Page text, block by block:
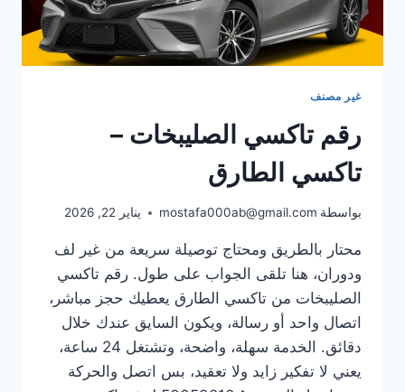
غير مصنف
رقم تاكسي الصليبخات –
تاكسي الطارق
بواسطة mostafa000ab@gmail.com يناير 22, 2026
محتار بالطريق ومحتاج توصيلة سريعة من غير لف
ودوران، هنا تلقى الجواب على طول. رقم تاكسي
الصليبخات من تاكسي الطارق يعطيك حجز مباشر،
اتصال واحد أو رسالة، ويكون السايق عندك خلال
دقائق. الخدمة سهلة، واضحة، وتشتغل 24 ساعة،
يعني لا تفكير زايد ولا تعقيد، بس اتصل والحركة